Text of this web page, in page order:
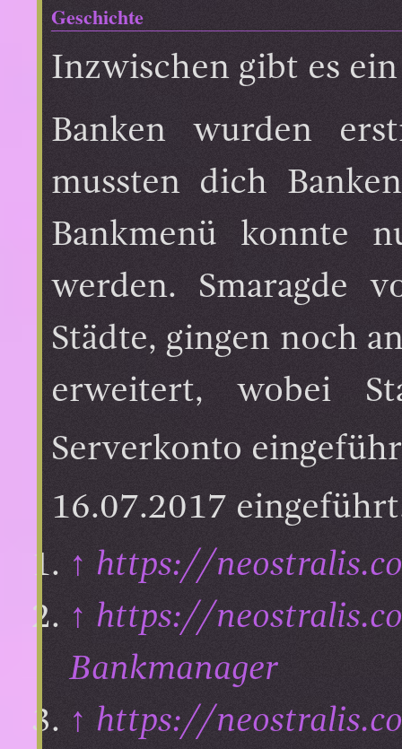
Geschichte
Inzwischen gibt es
Banken wurden
mussten dich
Bankmenü konnte
werden. Smaragde
Städte, gingen noch
erweitert, wobei
Serverkonto
16.07.2017
↑ https://
↑ https://
Bankmanager
↑ https://